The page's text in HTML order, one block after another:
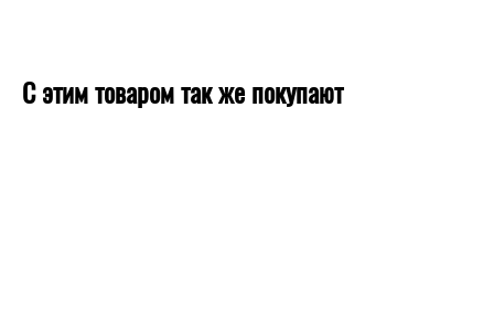
С этим товаром так же покупают